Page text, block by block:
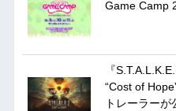
Game Camp
『
“Cost of
トレーラーが